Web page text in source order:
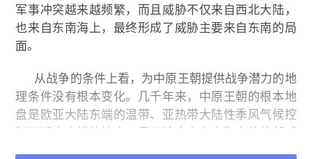
军事冲突越来越频繁，而且威胁不仅来自西北大陆，
也来自东南海上，最终形成了威胁主要来自东南的局
面。
从战争的条件上看，为中原王朝提供战争潜力的地
理条件没有根本变化。几千年来，中原王朝的根本地
盘是欧亚大陆东端的温带、亚热带大陆性季风气候控
制下适合农耕的地方。且不论来自东南海上的外部威
胁，单说来自西北的威胁的地理条件也没有根本变